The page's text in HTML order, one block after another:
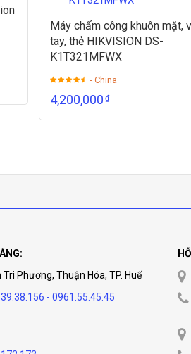
Máy chấm công khuôn mặt,
tay, thẻ HIKVISION DS-
K1T321MFWX
- China
4,200,000₫
Phương, Thuận Hóa, TP. Huế
- 0961.55.45.45